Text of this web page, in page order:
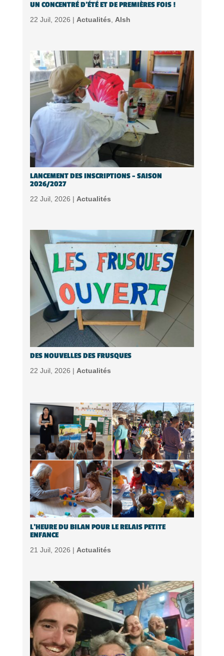
UN CONCENTRÉ D’ÉTÉ ET DE PREMIÈRES FOIS !
22 Juil, 2026 | Actualités Alsh
LANCEMENT DES INSCRIPTIONS – SAISON
2026/2027
22 Juil, 2026 | Actualités
DES NOUVELLES DES FRUSQUES
22 Juil, 2026 | Actualités
L’HEURE DU BILAN POUR LE RELAIS PETITE
ENFANCE
21 Juil, 2026 | Actualités